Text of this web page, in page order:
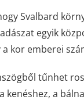
Svalbard
egyik
kor emberei
tűnhet
kenéshez, a